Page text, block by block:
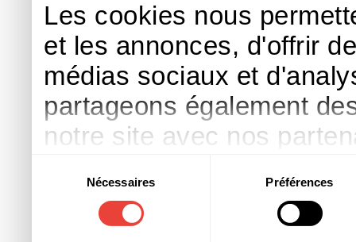
Les cookies nous
et les annonces, d'offrir
médias sociaux et
partageons également
notre site avec nos
d'autres informations
ont collectées lors de
consentement
Nécessaires Préférences